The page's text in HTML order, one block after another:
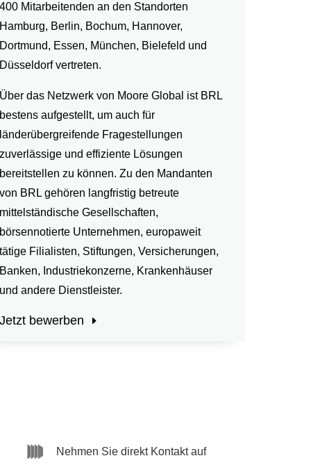
Mitarbeitenden an den Standorten
Berlin, Bochum, Hannover,
Essen, München, Bielefeld und
vertreten.
das Netzwerk von Moore Global ist BRL
aufgestellt, um auch für
Fragestellungen
und effiziente Lösungen
zu können. Zu den Mandanten
BRL gehören langfristig betreute
Gesellschaften,
Unternehmen, europaweit
Filialisten, Stiftungen, Versicherungen,
Industriekonzerne, Krankenhäuser
andere Dienstleister.
bewerben
Nehmen Sie direkt Kontakt auf